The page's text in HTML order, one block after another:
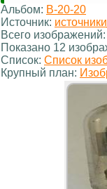
Альбом: В-20-20
Источник:
Всего
Показано 12
Список: Список
Крупный план: